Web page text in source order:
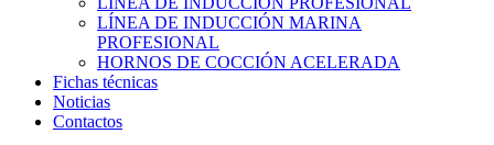
LÍNEA DE INDUCCIÓN MARINA
PROFESIONAL
HORNOS DE COCCIÓN ACELERADA
Fichas técnicas
Noticias
Contactos